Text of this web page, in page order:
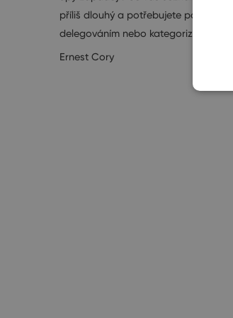
příliš dlouhý a potřebujete pomoc s
delegováním nebo kategorizací?…
Ernest Cory